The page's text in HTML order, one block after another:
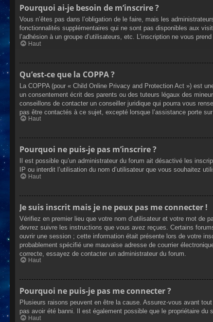
Pourquoi ai-je besoin de m’inscrire ?
Vous n’êtes pas dans l’obligation de le faire, mais les
fonctionnalités supplémentaires qui ne sont pas disponibles aux
l’adhésion à un groupe d’utilisateurs, etc. L’inscription ne vous
Haut
Qu’est-ce que la COPPA ?
La COPPA (pour « Child Online Privacy and Protection Act ») est
un consentement écrit des parents ou des tuteurs légaux des
conseillons de contacter un conseiller juridique qui pourra vous
pas être contactés à ce sujet, excepté lorsque l’assistance porte
Haut
Pourquoi ne puis-je pas m’inscrire ?
Il est possible qu’un administrateur du forum ait désactivé les
IP ou interdit l’utilisation du nom d’utilisateur que vous souhaitez
Haut
Je suis inscrit mais je ne peux pas me connecter !
Vérifiez en premier lieu que votre nom d’utilisateur et votre mot de
devrez suivre les instructions que vous avez reçues. Certains
ouvrir une session ; cette information était présente lors de votre
probablement spécifié une mauvaise adresse de courrier
correcte, essayez de contacter un administrateur du forum.
Haut
Pourquoi ne puis-je pas me connecter ?
Plusieurs raisons peuvent en être la cause. Assurez-vous avant
pas avoir été banni. Il est également possible que le propriétaire
Haut